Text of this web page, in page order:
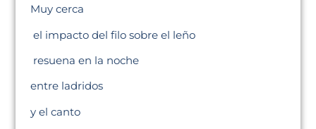
Muy cerca
el impacto del filo sobre el leño
resuena en la noche
entre ladridos
y el canto